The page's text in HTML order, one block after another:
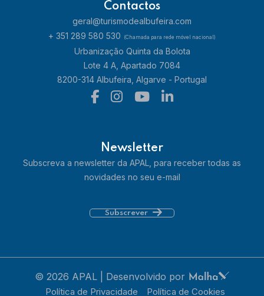
Contactos
geral@turismodealbufeira.com
+ 351 289 580 530
(Chamada para rede móvel nacional)
Urbanização Quinta da Bolota
Lote 4 A, Apartado 7084
8200-314 Albufeira, Algarve - Portugal
Newsletter
Subscreva a newsletter da APAL, para receber todas as
novidades no seu e-mail
Subscrever
© 2026 APAL | Desenvolvido por
Política de Privacidade Política de Cookies